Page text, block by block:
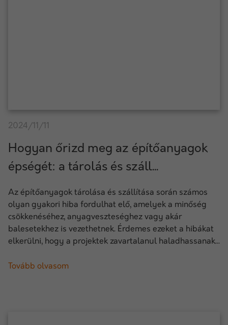
2024/11/11
Hogyan őrizd meg az építőanyagok
épségét: a tárolás és száll...
Az építőanyagok tárolása és szállítása során számos
olyan gyakori hiba fordulhat elő, amelyek a minőség
csökkenéséhez, anyagveszteséghez vagy akár
balesetekhez is vezethetnek. Érdemes ezeket a hibákat
elkerülni, hogy a projektek zavartalanul haladhassanak...
Tovább olvasom